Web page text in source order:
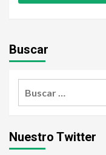
Buscar
Nuestro Twitter